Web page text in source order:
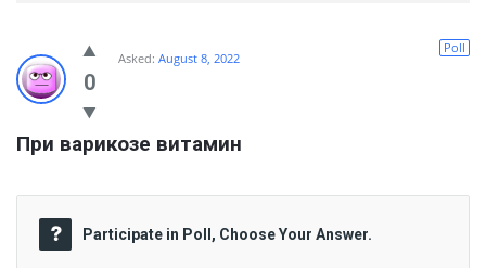
0
Poll
Asked: August 8, 2022
При варикозе витамин
Participate in Poll, Choose Your Answer.